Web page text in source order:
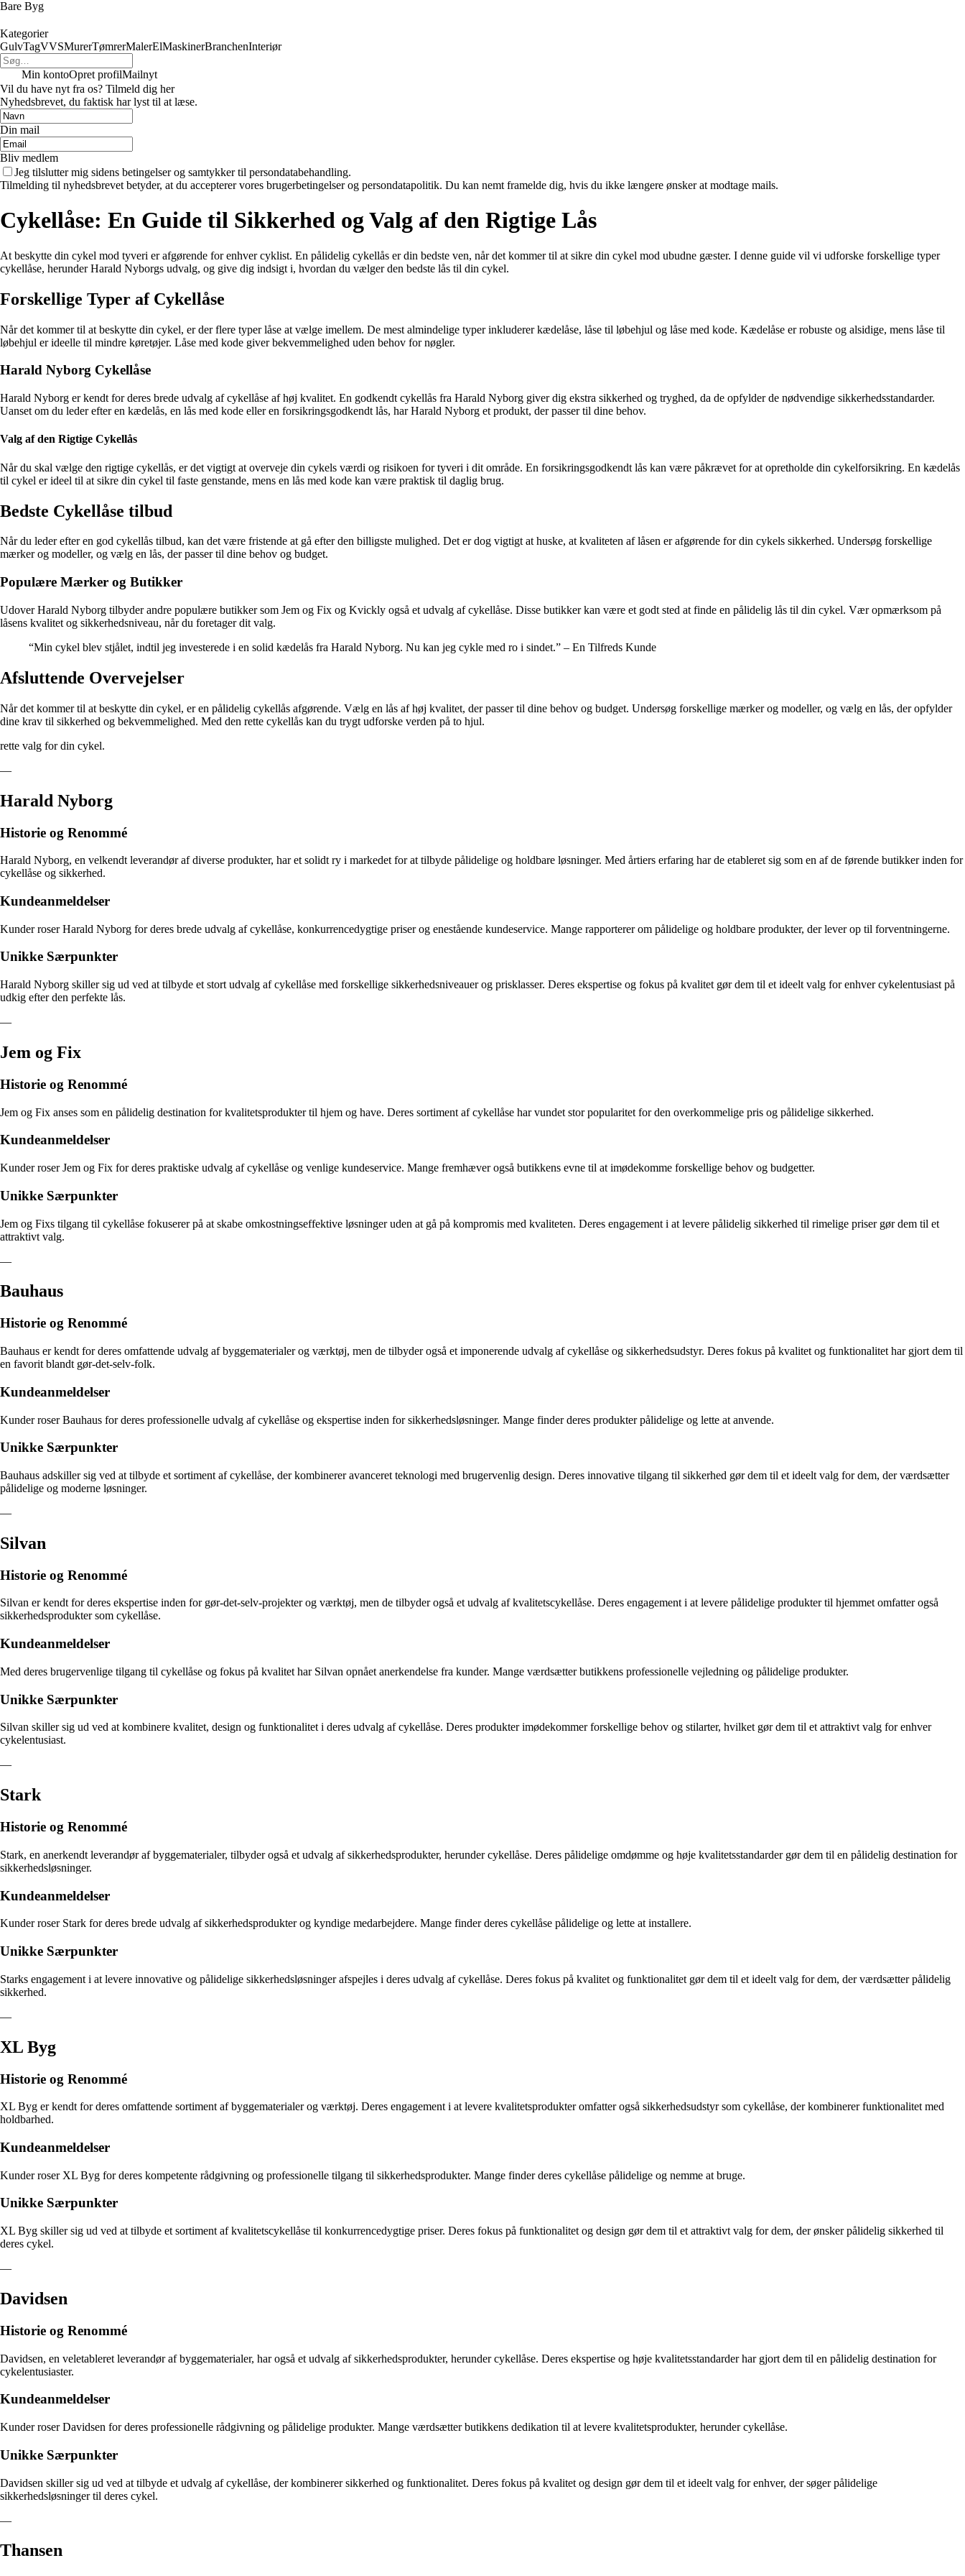
Bare Byg
Kategorier
GulvTagVVSMurerTømrerMalerElMaskinerBranchenInteriør
Min kontoOpret profilMailnyt
Vil du have nyt fra os? Tilmeld dig her
Nyhedsbrevet, du faktisk har lyst til at læse.
Din mail
Bliv medlem
Jeg tilslutter mig sidens betingelser og samtykker til persondatabehandling.
Tilmelding til nyhedsbrevet betyder, at du accepterer vores brugerbetingelser og persondatapolitik. Du kan nemt framelde dig, hvis du ikke længere ønsker at modtage mails.
Cykellåse: En Guide til Sikkerhed og Valg af den Rigtige Lås
At beskytte din cykel mod tyveri er afgørende for enhver cyklist. En pålidelig cykellås er din bedste ven, når det kommer til at sikre din cykel mod ubudne gæster. I denne guide vil vi udforske forskellige typer
cykellåse, herunder Harald Nyborgs udvalg, og give dig indsigt i, hvordan du vælger den bedste lås til din cykel.
Forskellige Typer af Cykellåse
Når det kommer til at beskytte din cykel, er der flere typer låse at vælge imellem. De mest almindelige typer inkluderer kædelåse, låse til løbehjul og låse med kode. Kædelåse er robuste og alsidige, mens låse til
løbehjul er ideelle til mindre køretøjer. Låse med kode giver bekvemmelighed uden behov for nøgler.
Harald Nyborg Cykellåse
Harald Nyborg er kendt for deres brede udvalg af cykellåse af høj kvalitet. En godkendt cykellås fra Harald Nyborg giver dig ekstra sikkerhed og tryghed, da de opfylder de nødvendige sikkerhedsstandarder.
Uanset om du leder efter en kædelås, en lås med kode eller en forsikringsgodkendt lås, har Harald Nyborg et produkt, der passer til dine behov.
Valg af den Rigtige Cykellås
Når du skal vælge den rigtige cykellås, er det vigtigt at overveje din cykels værdi og risikoen for tyveri i dit område. En forsikringsgodkendt lås kan være påkrævet for at opretholde din cykelforsikring. En kædelås
til cykel er ideel til at sikre din cykel til faste genstande, mens en lås med kode kan være praktisk til daglig brug.
Bedste Cykellåse tilbud
Når du leder efter en god cykellås tilbud, kan det være fristende at gå efter den billigste mulighed. Det er dog vigtigt at huske, at kvaliteten af låsen er afgørende for din cykels sikkerhed. Undersøg forskellige
mærker og modeller, og vælg en lås, der passer til dine behov og budget.
Populære Mærker og Butikker
Udover Harald Nyborg tilbyder andre populære butikker som Jem og Fix og Kvickly også et udvalg af cykellåse. Disse butikker kan være et godt sted at finde en pålidelig lås til din cykel. Vær opmærksom på
låsens kvalitet og sikkerhedsniveau, når du foretager dit valg.
“Min cykel blev stjålet, indtil jeg investerede i en solid kædelås fra Harald Nyborg. Nu kan jeg cykle med ro i sindet.” – En Tilfreds Kunde
Afsluttende Overvejelser
Når det kommer til at beskytte din cykel, er en pålidelig cykellås afgørende. Vælg en lås af høj kvalitet, der passer til dine behov og budget. Undersøg forskellige mærker og modeller, og vælg en lås, der opfylder
dine krav til sikkerhed og bekvemmelighed. Med den rette cykellås kan du trygt udforske verden på to hjul.
rette valg for din cykel.
—
Harald Nyborg
Historie og Renommé
Harald Nyborg, en velkendt leverandør af diverse produkter, har et solidt ry i markedet for at tilbyde pålidelige og holdbare løsninger. Med årtiers erfaring har de etableret sig som en af de førende butikker inden for
cykellåse og sikkerhed.
Kundeanmeldelser
Kunder roser Harald Nyborg for deres brede udvalg af cykellåse, konkurrencedygtige priser og enestående kundeservice. Mange rapporterer om pålidelige og holdbare produkter, der lever op til forventningerne.
Unikke Særpunkter
Harald Nyborg skiller sig ud ved at tilbyde et stort udvalg af cykellåse med forskellige sikkerhedsniveauer og prisklasser. Deres ekspertise og fokus på kvalitet gør dem til et ideelt valg for enhver cykelentusiast på
udkig efter den perfekte lås.
—
Jem og Fix
Historie og Renommé
Jem og Fix anses som en pålidelig destination for kvalitetsprodukter til hjem og have. Deres sortiment af cykellåse har vundet stor popularitet for den overkommelige pris og pålidelige sikkerhed.
Kundeanmeldelser
Kunder roser Jem og Fix for deres praktiske udvalg af cykellåse og venlige kundeservice. Mange fremhæver også butikkens evne til at imødekomme forskellige behov og budgetter.
Unikke Særpunkter
Jem og Fixs tilgang til cykellåse fokuserer på at skabe omkostningseffektive løsninger uden at gå på kompromis med kvaliteten. Deres engagement i at levere pålidelig sikkerhed til rimelige priser gør dem til et
attraktivt valg.
—
Bauhaus
Historie og Renommé
Bauhaus er kendt for deres omfattende udvalg af byggematerialer og værktøj, men de tilbyder også et imponerende udvalg af cykellåse og sikkerhedsudstyr. Deres fokus på kvalitet og funktionalitet har gjort dem til
en favorit blandt gør-det-selv-folk.
Kundeanmeldelser
Kunder roser Bauhaus for deres professionelle udvalg af cykellåse og ekspertise inden for sikkerhedsløsninger. Mange finder deres produkter pålidelige og lette at anvende.
Unikke Særpunkter
Bauhaus adskiller sig ved at tilbyde et sortiment af cykellåse, der kombinerer avanceret teknologi med brugervenlig design. Deres innovative tilgang til sikkerhed gør dem til et ideelt valg for dem, der værdsætter
pålidelige og moderne løsninger.
—
Silvan
Historie og Renommé
Silvan er kendt for deres ekspertise inden for gør-det-selv-projekter og værktøj, men de tilbyder også et udvalg af kvalitetscykellåse. Deres engagement i at levere pålidelige produkter til hjemmet omfatter også
sikkerhedsprodukter som cykellåse.
Kundeanmeldelser
Med deres brugervenlige tilgang til cykellåse og fokus på kvalitet har Silvan opnået anerkendelse fra kunder. Mange værdsætter butikkens professionelle vejledning og pålidelige produkter.
Unikke Særpunkter
Silvan skiller sig ud ved at kombinere kvalitet, design og funktionalitet i deres udvalg af cykellåse. Deres produkter imødekommer forskellige behov og stilarter, hvilket gør dem til et attraktivt valg for enhver
cykelentusiast.
—
Stark
Historie og Renommé
Stark, en anerkendt leverandør af byggematerialer, tilbyder også et udvalg af sikkerhedsprodukter, herunder cykellåse. Deres pålidelige omdømme og høje kvalitetsstandarder gør dem til en pålidelig destination for
sikkerhedsløsninger.
Kundeanmeldelser
Kunder roser Stark for deres brede udvalg af sikkerhedsprodukter og kyndige medarbejdere. Mange finder deres cykellåse pålidelige og lette at installere.
Unikke Særpunkter
Starks engagement i at levere innovative og pålidelige sikkerhedsløsninger afspejles i deres udvalg af cykellåse. Deres fokus på kvalitet og funktionalitet gør dem til et ideelt valg for dem, der værdsætter pålidelig
sikkerhed.
—
XL Byg
Historie og Renommé
XL Byg er kendt for deres omfattende sortiment af byggematerialer og værktøj. Deres engagement i at levere kvalitetsprodukter omfatter også sikkerhedsudstyr som cykellåse, der kombinerer funktionalitet med
holdbarhed.
Kundeanmeldelser
Kunder roser XL Byg for deres kompetente rådgivning og professionelle tilgang til sikkerhedsprodukter. Mange finder deres cykellåse pålidelige og nemme at bruge.
Unikke Særpunkter
XL Byg skiller sig ud ved at tilbyde et sortiment af kvalitetscykellåse til konkurrencedygtige priser. Deres fokus på funktionalitet og design gør dem til et attraktivt valg for dem, der ønsker pålidelig sikkerhed til
deres cykel.
—
Davidsen
Historie og Renommé
Davidsen, en veletableret leverandør af byggematerialer, har også et udvalg af sikkerhedsprodukter, herunder cykellåse. Deres ekspertise og høje kvalitetsstandarder har gjort dem til en pålidelig destination for
cykelentusiaster.
Kundeanmeldelser
Kunder roser Davidsen for deres professionelle rådgivning og pålidelige produkter. Mange værdsætter butikkens dedikation til at levere kvalitetsprodukter, herunder cykellåse.
Unikke Særpunkter
Davidsen skiller sig ud ved at tilbyde et udvalg af cykellåse, der kombinerer sikkerhed og funktionalitet. Deres fokus på kvalitet og design gør dem til et ideelt valg for enhver, der søger pålidelige
sikkerhedsløsninger til deres cykel.
—
Thansen